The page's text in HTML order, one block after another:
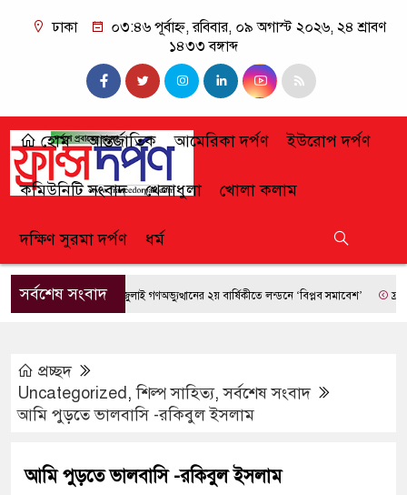
ঢাকা
০৩:৪৬ পূর্বাহ্ন, রবিবার, ০৯ অগাস্ট ২০২৬, ২৪ শ্রাবণ
১৪৩৩ বঙ্গাব্দ
হোম আন্তর্জাতিক আমেরিকা দর্পণ ইউরোপ দর্পণ
কমিউনিটি সংবাদ খেলাধুলা খোলা কলাম
দক্ষিণ সুরমা দর্পণ ধর্ম
সর্বশেষ সংবাদজুলাই গণঅভ্যুত্থানের ২য় বার্ষিকীতে লন্ডনে ‘বিপ্লব সমাবেশ’ ফ্রান্সে
প্রচ্ছদ
Uncategorized,শিল্প সাহিত্য,সর্বশেষ সংবাদ
আমি পুড়তে ভালবাসি -রকিবুল ইসলাম
আমি পুড়তে ভালবাসি -রকিবুল ইসলাম